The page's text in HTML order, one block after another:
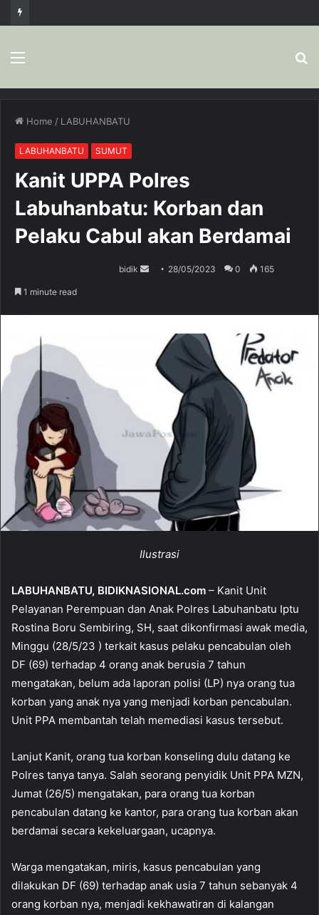
Home / LABUHANBATU
LABUHANBATU SUMUT
Kanit UPPA Polres
Labuhanbatu: Korban dan
Pelaku Cabul akan Berdamai
bidik
i
l
28/05/2023 0 165
1 minute read
Ilustrasi
LABUHANBATU, BIDIKNASIONAL.com – Kanit Unit
Pelayanan Perempuan dan Anak Polres Labuhanbatu Iptu
Rostina Boru Sembiring, SH, saat dikonfirmasi awak media,
Minggu (28/5/23 ) terkait kasus pelaku pencabulan oleh
DF (69) terhadap 4 orang anak berusia 7 tahun
mengatakan, belum ada laporan polisi (LP) nya orang tua
korban yang anak nya yang menjadi korban pencabulan.
Unit PPA membantah telah memediasi kasus tersebut.
Lanjut Kanit, orang tua korban konseling dulu datang ke
Polres tanya tanya. Salah seorang penyidik Unit PPA MZN,
Jumat (26/5) mengatakan, para orang tua korban
pencabulan datang ke kantor, para orang tua korban akan
berdamai secara kekeluargaan, ucapnya.
Warga mengatakan, miris, kasus pencabulan yang
dilakukan DF (69) terhadap anak usia 7 tahun sebanyak 4
orang korban nya, menjadi kekhawatiran di kalangan